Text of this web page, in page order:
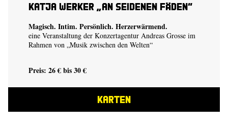
Katja Werker „An seidenen Fäden“
Magisch. Intim. Persönlich. Herzerwärmend.
eine Veranstaltung der Konzertagentur Andreas Grosse im
Rahmen von „Musik zwischen den Welten“
Preis: 26 € bis 30 €
KARTEN